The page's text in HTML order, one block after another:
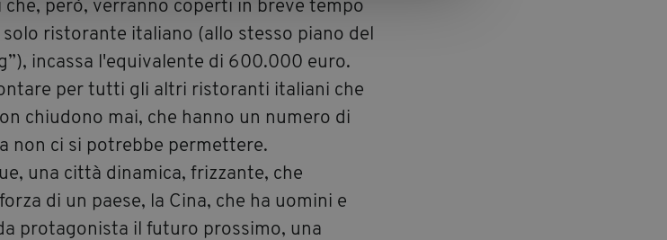
che, però, verranno coperti in breve tempo
ristorante italiano (allo stesso piano del
incassa l'equivalente di 600.000 euro.
per tutti gli altri ristoranti italiani che
chiudono mai, che hanno un numero di
non ci si potrebbe permettere.
una città dinamica, frizzante, che
di un paese, la Cina, che ha uomini e
protagonista il futuro prossimo, una